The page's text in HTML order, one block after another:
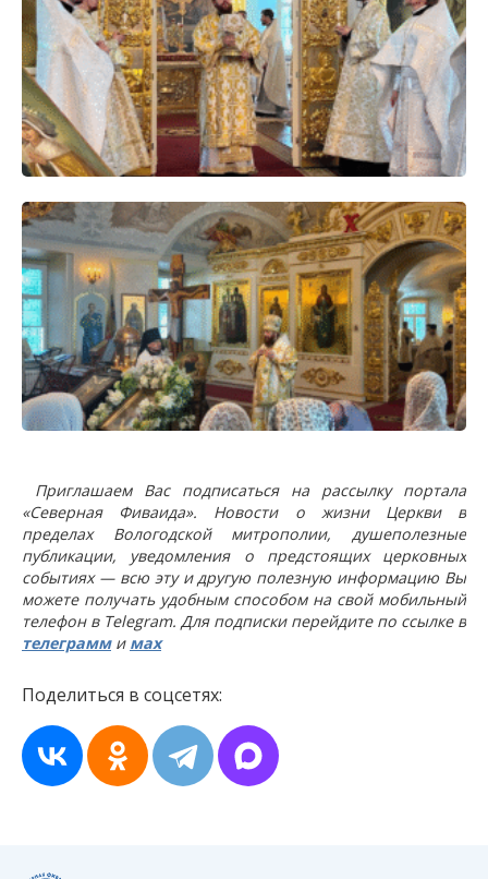
Приглашаем Вас подписаться на рассылку портала
«Северная Фиваида». Новости о жизни Церкви в
пределах Вологодской митрополии, душеполезные
публикации, уведомления о предстоящих церковных
событиях — всю эту и другую полезную информацию Вы
можете получать удобным способом на свой мобильный
телефон в Telegram. Для подписки перейдите по ссылке в
телеграмми мах
Поделиться в соцсетях: